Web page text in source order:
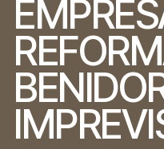
EMPRES
REFORM
BENIDO
IMPREVI